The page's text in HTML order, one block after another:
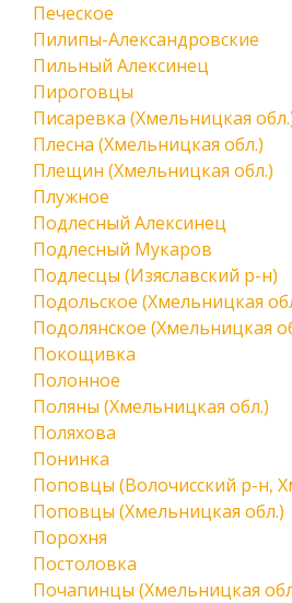
Печеское
Пилипы-Александровские
Пильный Алексинец
Пироговцы
Писаревка (Хмельницкая
Плесна (Хмельницкая обл.)
Плещин (Хмельницкая обл.)
Плужное
Подлесный Алексинец
Подлесный Мукаров
Подлесцы (Изяславский р-н)
Подольское (Хмельницкая
Подолянское (Хмельницкая
Покощивка
Полонное
Поляны (Хмельницкая обл.)
Поляхова
Понинка
Поповцы (Волочисский р-н,
Поповцы (Хмельницкая обл.)
Порохня
Постоловка
Почапинцы (Хмельницкая